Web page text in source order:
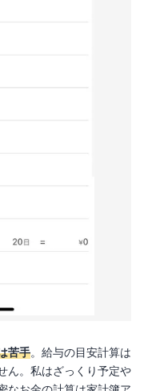
苦手。給与の目安計算は
ん。私はざっくり予定や